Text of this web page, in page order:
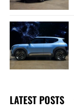
LATEST POSTS